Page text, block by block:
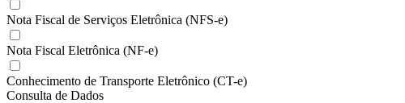
Nota Fiscal de Serviços Eletrônica (NFS-e)
Nota Fiscal Eletrônica (NF-e)
Conhecimento de Transporte Eletrônico (CT-e)
Consulta de Dados